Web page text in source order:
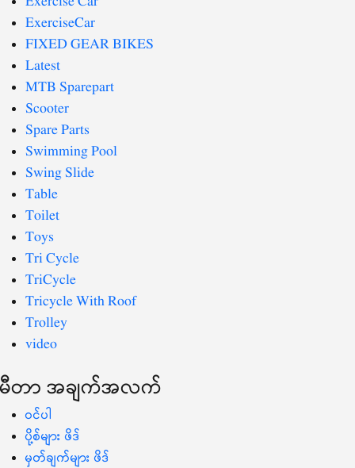
ExerciseCar
FIXED GEAR BIKES
Latest
MTB Sparepart
Scooter
Spare Parts
Swimming Pool
Swing Slide
Table
Toilet
Toys
Tri Cycle
TriCycle
Tricycle With Roof
Trolley
video
မီတာ အချက်အလက်
ဝင်ပါ
ပို့စ်များ ဖိဒ်
မှတ်ချက်များ ဖိဒ်